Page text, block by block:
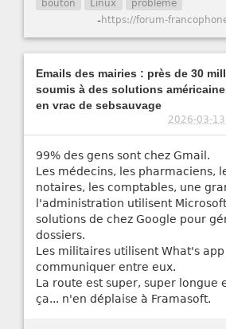
bouton Linux problème
-
Emails des mairies : près de 30
soumis à des solutions
en vrac de sebsauvage
2026-03-
99% des gens sont chez Gmail.
Les médecins, les pharmaciens,
notaires, les comptables, une
l'administration utilisent
solutions de chez Google pour
dossiers.
Les militaires utilisent What's
communiquer entre eux.
La route est super, super longue
ça... n'en déplaise à Framasoft.